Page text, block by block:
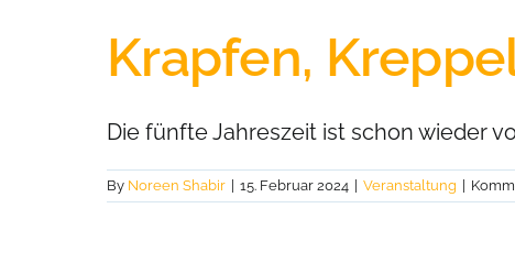
Krapfen,
Die fünfte Jahreszeit ist schon wieder
By Noreen Shabir | 15. Februar 2024 | Veranstaltung |